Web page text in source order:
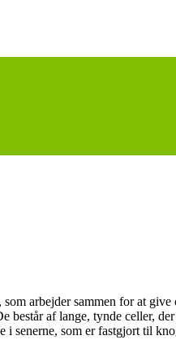
arbejder sammen for at
består af lange, tynde celler,
senerne, som er fastgjort til